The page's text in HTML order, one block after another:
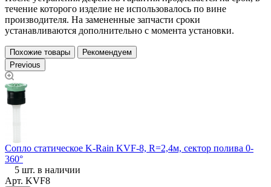
течение которого изделие не использовалось по вине
производителя. На замененные запчасти сроки
устанавливаются дополнительно с момента установки.
Похожие товары
Рекомендуем
Previous
Сопло статическое K-Rain KVF-8, R=2,4м, сектор полива 0-
360°
5 шт. в наличии
Арт. KVF8